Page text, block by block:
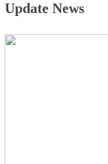
Update News